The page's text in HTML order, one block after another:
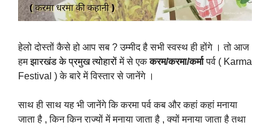
हेलो दोस्तों कैसे हो आप सब ? उम्मीद है सभी स्वस्थ ही होंगे । तो आज
हमझारखंड के प्रमुख त्योहारोंमें से एककरम/करमा/कर्मापर्व ( Karma
Festival ) के बारे में विस्तार से जानेंगे ।
साथ ही साथ यह भी जानेंगे कि करमा पर्व कब और कहां कहां मनाया
जाता है , किन किन राज्यों में मनाया जाता है , क्यों मनाया जाता है तथा